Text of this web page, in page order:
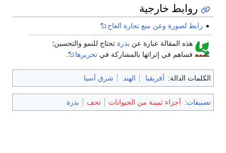
روابط خارجية
رابط لصورة وعن منع تجارة العاج
هذه المقالة عبارة عن بذرة تحتاج للنمو والتحسين؛
فساهم في إثرائها بالمشاركة في تحريرها
الكلمات الدالة: أفريقيا الهند شرق آسيا
تصنيفات: أجزاء ثمينة من الحيوانات تحف بذرة